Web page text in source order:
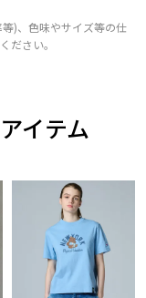
)、色味やサイズ等の仕
ださい。
イテム